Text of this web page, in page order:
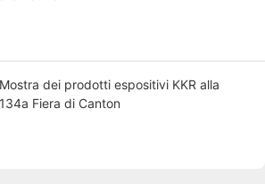
Mostra dei prodotti espositivi KKR alla
134a Fiera di Canton